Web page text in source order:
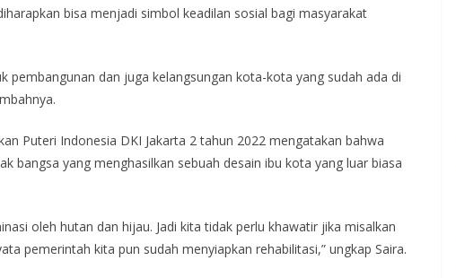
bisa menjadi simbol keadilan sosial bagi masyarakat
pembangunan dan juga kelangsungan kota-kota yang sudah ada di
Puteri Indonesia DKI Jakarta 2 tahun 2022 mengatakan bahwa
bangsa yang menghasilkan sebuah desain ibu kota yang luar biasa
oleh hutan dan hijau. Jadi kita tidak perlu khawatir jika misalkan
pemerintah kita pun sudah menyiapkan rehabilitasi,” ungkap Saira.